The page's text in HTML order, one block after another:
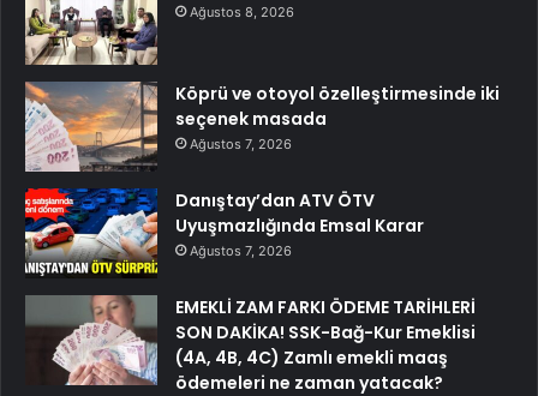
Ağustos 8, 2026
Köprü ve otoyol özelleştirmesinde iki
seçenek masada
Ağustos 7, 2026
Danıştay’dan ATV ÖTV
Uyuşmazlığında Emsal Karar
Ağustos 7, 2026
EMEKLİ ZAM FARKI ÖDEME TARİHLERİ
SON DAKİKA! SSK-Bağ-Kur Emeklisi
(4A, 4B, 4C) Zamlı emekli maaş
ödemeleri ne zaman yatacak?